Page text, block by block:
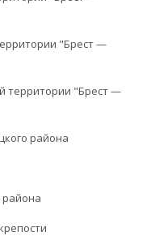
"Брест —
территории "Брест —
района
района